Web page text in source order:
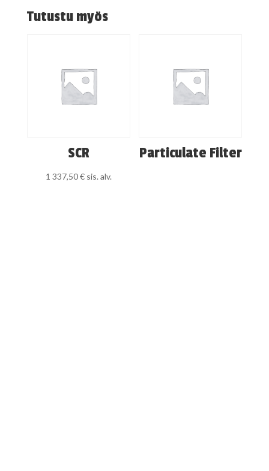
Tutustu myös
SCR
1 337,50€ sis. alv.
Particulate Filter